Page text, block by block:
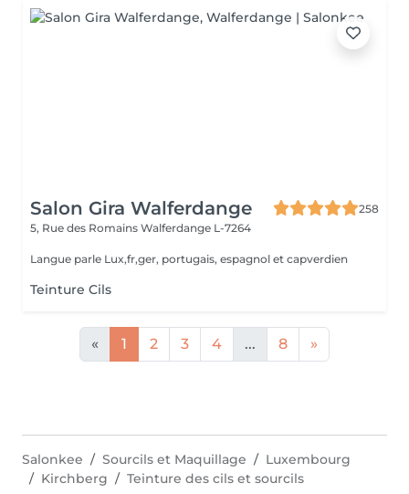
Salon Gira Walferdange
258
5, Rue des Romains Walferdange L-7264
Langue parle Lux,fr,ger, portugais, espagnol et capverdien
Teinture Cils
« 1 2 3 4 ... 8 »
Salonkee Sourcils et Maquillage
Luxembourg
Kirchberg
Teinture des cils et sourcils